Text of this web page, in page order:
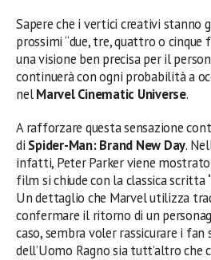
Sapere che i vertici creativi stanno
prossimi “due, tre, quattro o cinque
una visione ben precisa per il
continuerà con ogni probabilità a
nelMarvel Cinematic Universe.
A rafforzare questa sensazione
di Spider-Man: Brand New Day.
infatti, Peter Parker viene
film si chiude con la classica scritta
Un dettaglio che Marvel utilizza
confermare il ritorno di un
caso, sembra voler rassicurare i
dell’Uomo Ragno sia tutt’altro che